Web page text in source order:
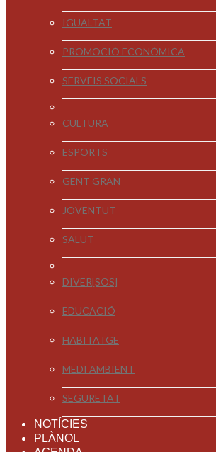
IGUALTAT
PROMOCIÓ ECONÒMICA
SERVEIS SOCIALS
CULTURA
ESPORTS
GENT GRAN
JOVENTUT
SALUT
DIVER[SOS]
EDUCACIÓ
HABITATGE
MEDI AMBIENT
SEGURETAT
NOTÍCIES
PLÀNOL